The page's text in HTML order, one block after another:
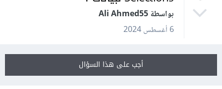
بواسطة Ali Ahmed55
6 أغسطس 2024
أجب على هذا السؤال